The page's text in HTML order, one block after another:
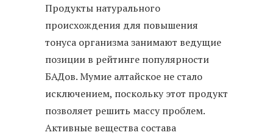
Продукты натурального
происхождения для повышения
тонуса организма занимают ведущие
позиции в рейтинге популярности
БАДов. Мумие алтайское не стало
исключением, поскольку этот продукт
позволяет решить массу проблем.
Активные вещества состава